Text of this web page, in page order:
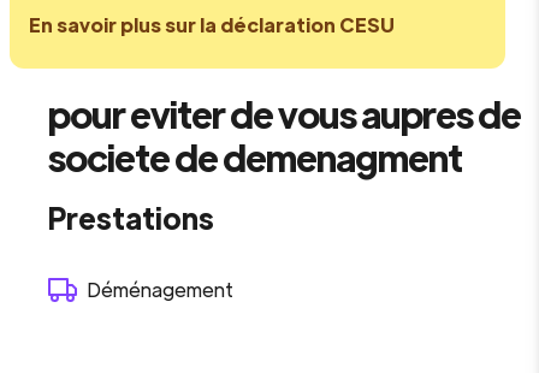
En savoir plus sur la déclaration CESU
pour eviter de vous aupres de
societe de demenagment
Prestations
Déménagement